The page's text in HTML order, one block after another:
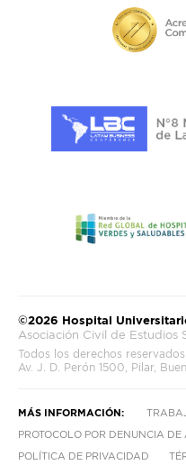
©2026 Hospital
Asociación Civil de Estudios
Todos los derechos reservados
Av. J. D. Perón 1500, Pilar,
MÁS INFORMACIÓN:
PROTOCOLO POR DENUNCIA DE
POLÍTICA DE PRIVACIDAD